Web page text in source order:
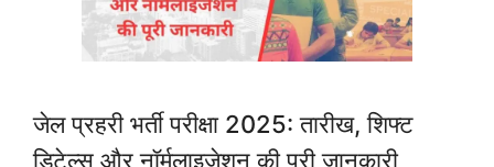
जेल प्रहरी भर्ती परीक्षा 2025: तारीख, शिफ्ट
डिटेल्स और नॉर्मलाइजेशन की पूरी जानकारी